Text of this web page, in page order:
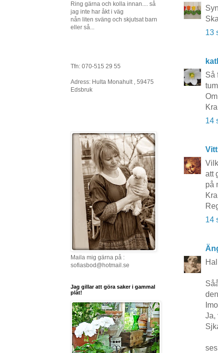
13
Så
14
att
på
14
Ja,
Ring gärna och kolla innan.... så
jag inte har åkt i väg
nån liten sväng och skjutsat barn
eller så...
Tfn: 070-515 29 55
Adress: Hulta Monahult , 59475
Edsbruk
Maila mig gärna på :
sofiasbod@hotmail.se
Jag gillar att göra saker i gammal
plåt!